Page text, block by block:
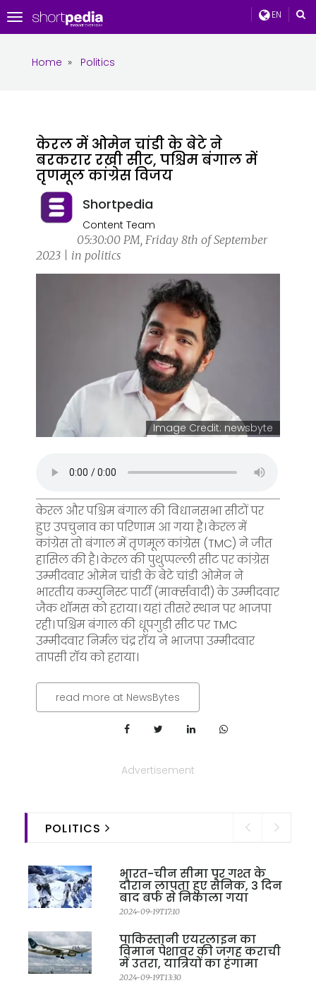
EN
Toggle
navigation
Home » Politics
केरल में ओमेन चांडी के बेटे ने
बरकरार रखी सीट, पश्चिम बंगाल में
तृणमूल कांग्रेस विजय
Shortpedia
Content Team
05:30:00 PM, Friday 8th of September
2023 | in politics
Image Credit: newsbyte
केरल और पश्चिम बंगाल की विधानसभा सीटों पर
हुए उपचुनाव का परिणाम आ गया है। केरल में
कांग्रेस तो बंगाल में तृणमूल कांग्रेस (TMC) ने जीत
हासिल की है। केरल की पुथुप्पल्ली सीट पर कांग्रेस
उम्मीदवार ओमेन चांडी के बेटे चांडी ओमेन ने
भारतीय कम्युनिस्ट पार्टी (मार्क्सवादी) के उम्मीदवार
जैक थॉमस को हराया। यहां तीसरे स्थान पर भाजपा
रही। पश्चिम बंगाल की धूपगुड़ी सीट पर TMC
उम्मीदवार निर्मल चंद्र रॉय ने भाजपा उम्मीदवार
तापसी रॉय को हराया।
read more at NewsBytes
Advertisement
POLITICS
भारत-चीन सीमा पर गश्त के
दौरान लापता हुए सैनिक, 3 दिन
बाद बर्फ से निकाला गया
2024-09-19T17:10
पाकिस्तानी एयरलाइन का
विमान पेशावर की जगह कराची
में उतरा, यात्रियों का हंगामा
2024-09-19T13:30